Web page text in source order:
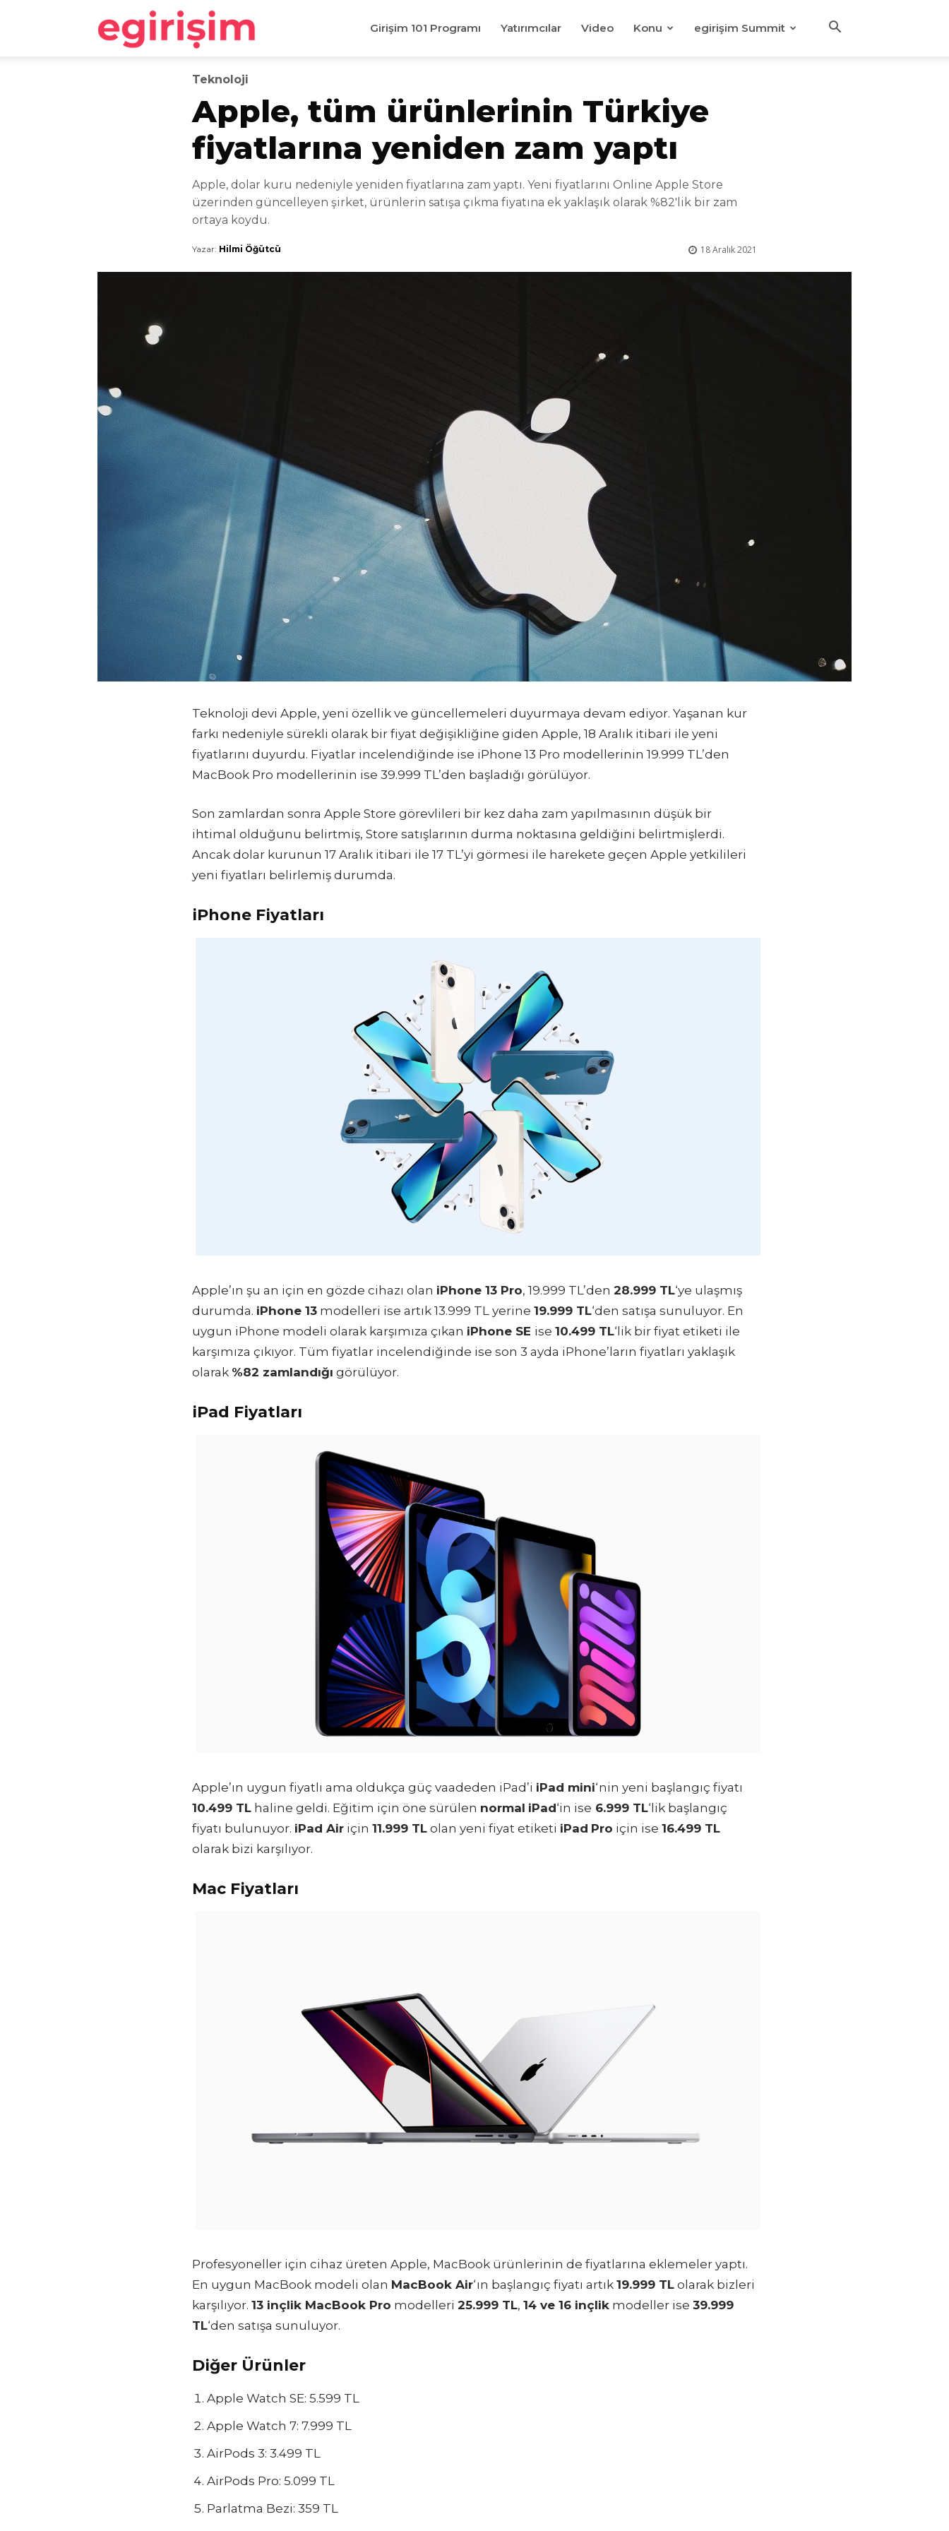
egirişim Girişim 101 Programı Yatırımcılar Video Konu egirişim Summit
Teknoloji
Apple, tüm ürünlerinin Türkiye
fiyatlarına yeniden zam yaptı
Apple, dolar kuru nedeniyle yeniden fiyatlarına zam yaptı. Yeni fiyatlarını Online Apple Store
üzerinden güncelleyen şirket, ürünlerin satışa çıkma fiyatına ek yaklaşık olarak %82'lik bir zam
ortaya koydu.
18 Aralık 2021
Yazar: Hilmi Öğütcü
Teknoloji devi Apple, yeni özellik ve güncellemeleri duyurmaya devam ediyor. Yaşanan kur
farkı nedeniyle sürekli olarak bir fiyat değişikliğine giden Apple, 18 Aralık itibari ile yeni
fiyatlarını duyurdu. Fiyatlar incelendiğinde ise iPhone 13 Pro modellerinin 19.999 TL’den
MacBook Pro modellerinin ise 39.999 TL’den başladığı görülüyor.
Son zamlardan sonra Apple Store görevlileri bir kez daha zam yapılmasının düşük bir
ihtimal olduğunu belirtmiş, Store satışlarının durma noktasına geldiğini belirtmişlerdi.
Ancak dolar kurunun 17 Aralık itibari ile 17 TL’yi görmesi ile harekete geçen Apple yetkilileri
yeni fiyatları belirlemiş durumda.
iPhone Fiyatları
Apple’ın şu an için en gözde cihazı olan iPhone 13 Pro, 19.999 TL’den 28.999 TL‘ye ulaşmış
durumda. iPhone 13 modelleri ise artık 13.999 TL yerine 19.999 TL‘den satışa sunuluyor. En
uygun iPhone modeli olarak karşımıza çıkan iPhone SE ise 10.499 TL‘lik bir fiyat etiketi ile
karşımıza çıkıyor. Tüm fiyatlar incelendiğinde ise son 3 ayda iPhone’ların fiyatları yaklaşık
olarak %82 zamlandığı görülüyor.
iPad Fiyatları
Apple’ın uygun fiyatlı ama oldukça güç vaadeden iPad’i iPad mini‘nin yeni başlangıç fiyatı
10.499 TL haline geldi. Eğitim için öne sürülen normal iPad‘in ise 6.999 TL‘lik başlangıç
fiyatı bulunuyor. iPad Air için 11.999 TL olan yeni fiyat etiketi iPad Pro için ise 16.499 TL
olarak bizi karşılıyor.
Mac Fiyatları
Profesyoneller için cihaz üreten Apple, MacBook ürünlerinin de fiyatlarına eklemeler yaptı.
En uygun MacBook modeli olan MacBook Air‘ın başlangıç fiyatı artık 19.999 TL olarak bizleri
karşılıyor. 13 inçlik MacBook Pro modelleri 25.999 TL, 14 ve 16 inçlik modeller ise 39.999
TL‘den satışa sunuluyor.
Diğer Ürünler
Apple Watch SE: 5.599 TL
Apple Watch 7: 7.999 TL
AirPods 3: 3.499 TL
AirPods Pro: 5.099 TL
Parlatma Bezi: 359 TL